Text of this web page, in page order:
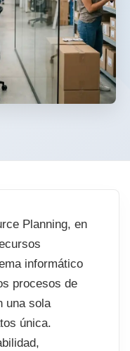
Planning, en
informático
procesos de
una sola
única.